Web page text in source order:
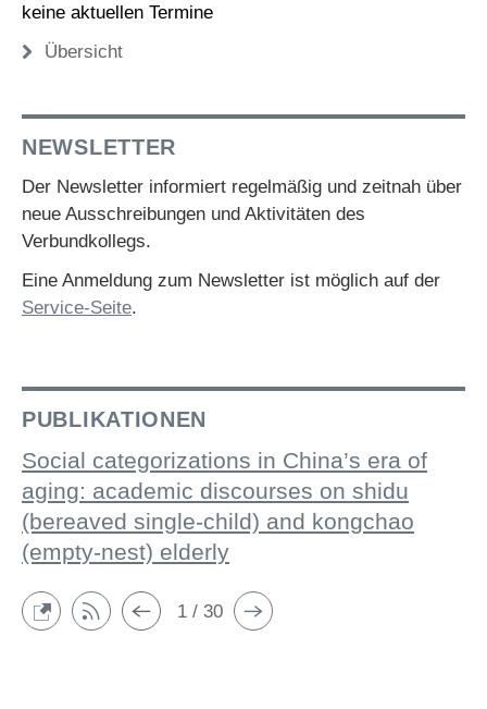
keine aktuellen Termine
Übersicht
NEWSLETTER
Der Newsletter informiert regelmäßig und zeitnah über
neue Ausschreibungen und Aktivitäten des
Verbundkollegs.
Eine Anmeldung zum Newsletter ist möglich auf der
Service-Seite.
PUBLIKATIONEN
Social categorizations in China’s era of
aging: academic discourses on shidu
(bereaved single-child) and kongchao
(empty-nest) elderly
1 / 30